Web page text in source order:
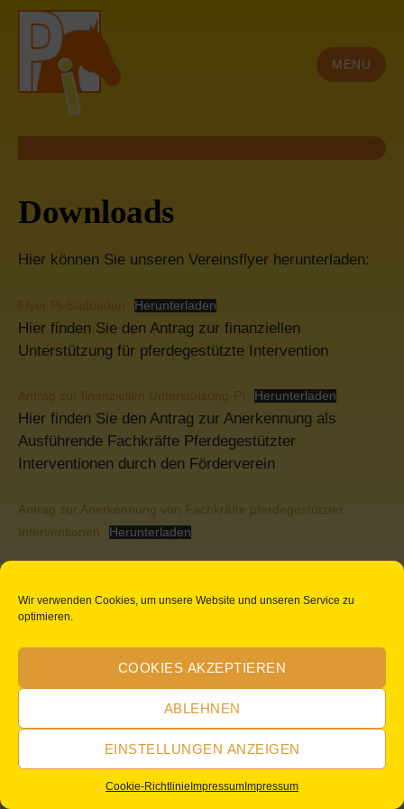
Wir verwenden Cookies, um unsere Website und unseren Service zu
optimieren.
COOKIES AKZEPTIEREN
ABLEHNEN
EINSTELLUNGEN ANZEIGEN
Cookie-Richtlinie Impressum Impressum
content
MENU
Downloads
Hier können Sie unseren Vereinsflyer herunterladen:
Herunterladen
Hier finden Sie den Antrag zur finanziellen
Unterstützung für pferdegestützte Intervention
Herunterladen
Hier finden Sie den Antrag zur Anerkennung als
Ausführende Fachkräfte Pferdegestützter
Interventionen durch den Förderverein
Antrag zur Anerkennung von Fachkräfte pferdegestützter
Interventionen
Herunterladen
Impressum
Cookie-Richtlinie (EU)
Copyright © 2026 Verein zur Förderung pferdegestützter